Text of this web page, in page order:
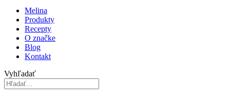
Melina
Produkty
Recepty
O značke
Blog
Kontakt
Vyhľadať